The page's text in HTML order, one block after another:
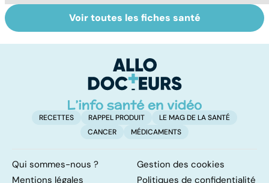
Faire du sport à
domicile, c'est
Don de gamètes :
le pour et le
levée de
l'anonymat
Voir toutes les fiches santé
RECETTES RAPPEL PRODUIT
LE MAG DE LA SANTÉ
CANCER
MÉDICAMENTS
Qui sommes-nous ?
Gestion des cookies
Mentions légales
Politiques de confidentialité